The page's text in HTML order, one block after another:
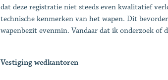
dat deze registratie niet steeds even kwalitatief
technische kenmerken van het wapen. Dit
wapenbezit evenmin. Vandaar dat ik onderzoek
Vestiging wedkantoren